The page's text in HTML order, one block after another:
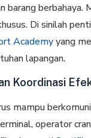
barang berbahaya.
Di sinilah
Academyyang
lapangan.
Koordinasi
mampu
operator